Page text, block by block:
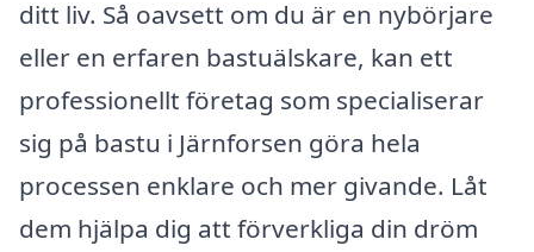
ditt liv. Så oavsett om du är en nybörjare
eller en erfaren bastuälskare, kan ett
professionellt företag som specialiserar
sig på bastu i Järnforsen göra hela
processen enklare och mer givande. Låt
dem hjälpa dig att förverkliga din dröm